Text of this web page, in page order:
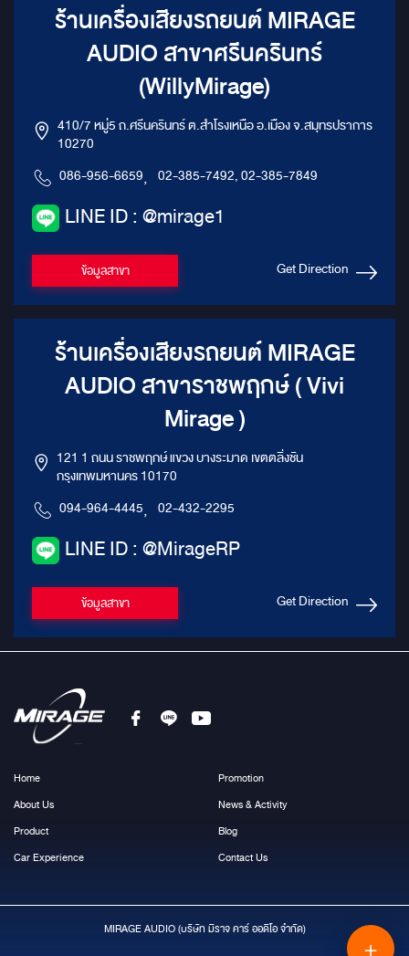
ร้านเครื่องเสียงรถยนต์ MIRAGE
AUDIO สาขาศรีนครินทร์
(WillyMirage)
410/7 หมู่5 ถ.ศรีนครินทร์ ต.สำโรงเหนือ อ.เมือง จ.สมุทรปราการ
10270
086-956-6659, 02-385-7492, 02-385-7849
LINE ID : @mirage1
ข้อมูลสาขา Get Direction
ร้านเครื่องเสียงรถยนต์ MIRAGE
AUDIO สาขาราชพฤกษ์ ( Vivi
Mirage )
121 1 ถนน ราชพฤกษ์ แขวง บางระมาด เขตตลิ่งชัน
กรุงเทพมหานคร 10170
094-964-4445, 02-432-2295
LINE ID : @MirageRP
ข้อมูลสาขา Get Direction
Home
About Us
Product
Car Experience
Promotion
News & Activity
Blog
Contact Us
MIRAGE AUDIO (บริษัท มีราจ คาร์ ออดิโอ จำกัด)
＋